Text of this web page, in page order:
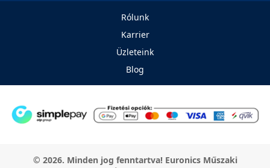
Rólunk
Karrier
Üzleteink
Blog
© 2026. Minden jog fenntartva! Euronics Műszaki